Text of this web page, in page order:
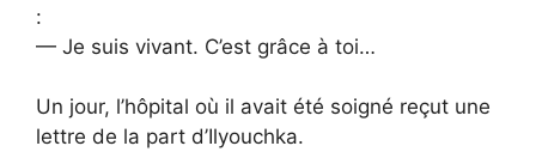
:
— Je suis vivant. C’est grâce à toi…
Un jour, l’hôpital où il avait été soigné reçut une
lettre de la part d’Ilyouchka.